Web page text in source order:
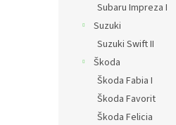
Subaru Impreza I
Suzuki
Suzuki Swift II
Škoda
Škoda Fabia I
Škoda Favorit
Škoda Felicia